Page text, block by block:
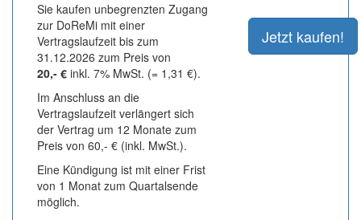
Sie kaufen unbegrenzten Zugang
zur DoReMi mit einer
Vertragslaufzeit bis zum
31.12.2026 zum Preis von
20,- € inkl. 7% MwSt. (= 1,31 €).
Im Anschluss an die
Vertragslaufzeit verlängert sich
der Vertrag um 12 Monate zum
Preis von 60,- € (inkl. MwSt.).
Eine Kündigung ist mit einer Frist
von 1 Monat zum Quartalsende
möglich.